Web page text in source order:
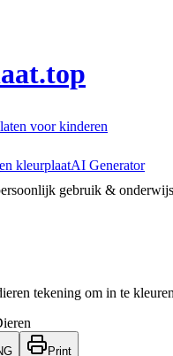
voor kinderen
kleurplaatAI Generator
gebruik & onderwijs
tekening om in te
Print